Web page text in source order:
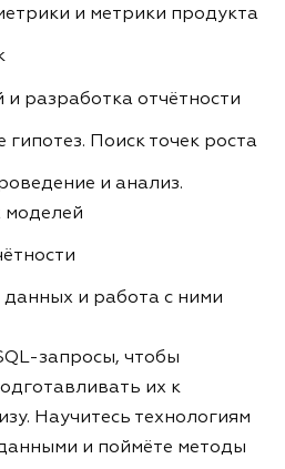
и метрики продукта
разработка отчётности
Поиск точек роста
и анализ.
моделей
и работа с ними
запросы, чтобы
их к
Научитесь технологиям
и поймёте методы